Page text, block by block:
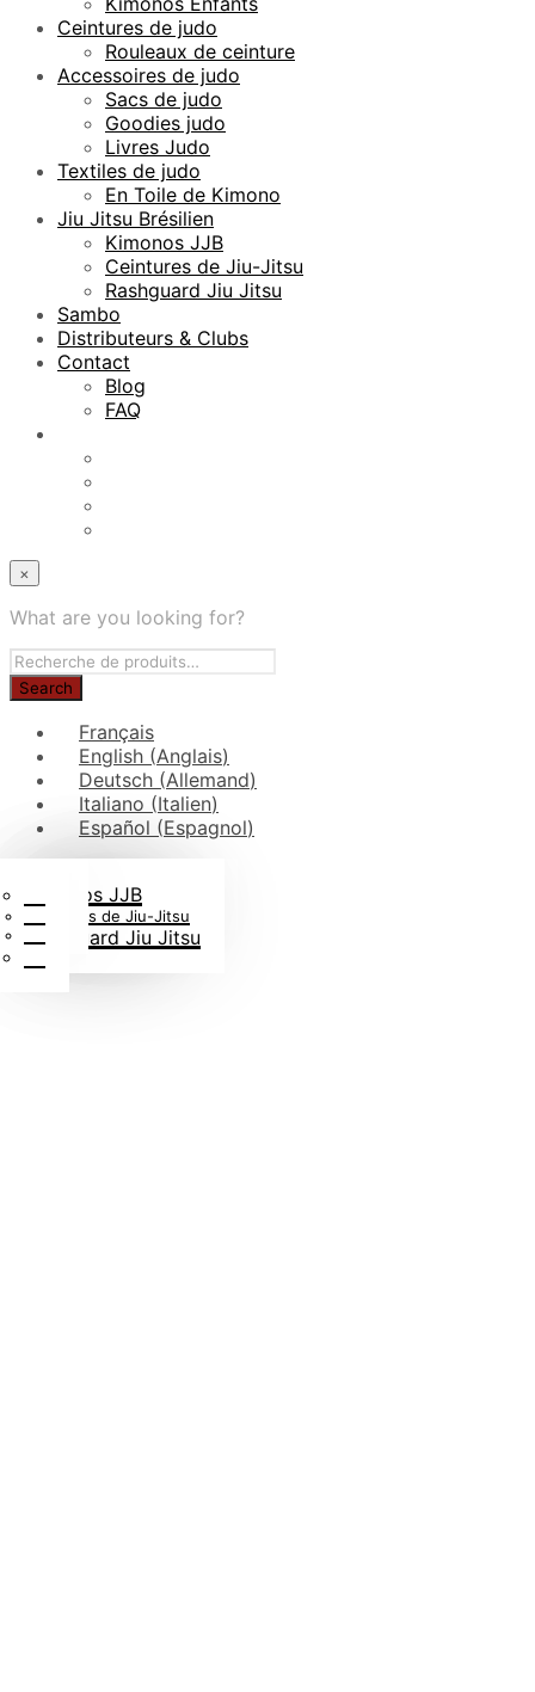
Kimonos Enfants
Rouleaux de ceinture
Sacs de judo
Goodies judo
Livres Judo
En Toile de Kimono
Kimonos JJB
Ceintures de Jiu-Jitsu
Rashguard Jiu Jitsu
FAQ
Ceintures de judo
Rouleaux de ceinture
Accessoires de judo
Sacs de judo
Goodies judo
Livres Judo
Textiles de judo
En Toile de Kimono
Jiu Jitsu Brésilien
Kimonos JJB
Ceintures de Jiu-Jitsu
Rashguard Jiu Jitsu
Sambo
Distributeurs & Clubs
Contact
Blog
FAQ
×
What are you looking for?
Français
English (Anglais)
Deutsch (Allemand)
Italiano (Italien)
Español (Espagnol)